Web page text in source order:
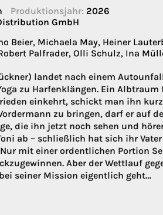
Produktionsjahr: 2026
GmbH
Beier, Michaela May, Heiner
Palfrader, Olli Schulz, Ina
landet nach einem
zu Harfenklängen. Ein
einkehrt, schickt man ihn
zu bringen, darf er auf
die ihn jetzt noch sehen und
ab – schließlich hat sich ihr
mit einer ordentlichen Portion
Aber der Wettlauf
seiner Mission eigentlich geht…